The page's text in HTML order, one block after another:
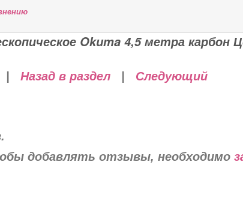
Okuma 4,5 метра карбон
Назад в раздел| Следующий
добавлять отзывы, необходимо